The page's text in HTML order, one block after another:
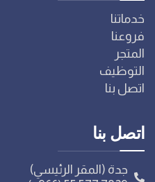
خدماتنا
فروعنا
المتجر
التوظيف
اتصل بنا
اتصل بنا
جدة (المقر الرئيسي)